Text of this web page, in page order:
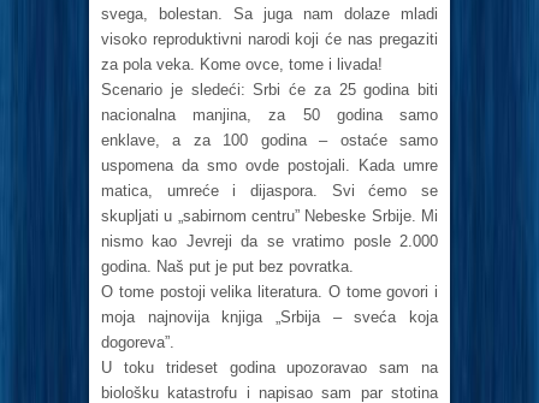
svega, bolestan. Sa juga nam dolaze mladi
visoko reproduktivni narodi koji će nas pregaziti
za pola veka. Kome ovce, tome i livada!
Scenario je sledeći: Srbi će za 25 godina biti
nacionalna manjina, za 50 godina samo
enklave, a za 100 godina – ostaće samo
uspomena da smo ovde postojali. Kada umre
matica, umreće i dijaspora. Svi ćemo se
skupljati u „sabirnom centru” Nebeske Srbije. Mi
nismo kao Jevreji da se vratimo posle 2.000
godina. Naš put je put bez povratka.
O tome postoji velika literatura. O tome govori i
moja najnovija knjiga „Srbija – sveća koja
dogoreva”.
U toku trideset godina upozoravao sam na
biološku katastrofu i napisao sam par stotina